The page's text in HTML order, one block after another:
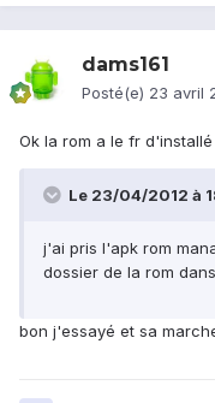
dams161
Posté(e) 23 avril
Ok la rom a le fr
Le 23/04/2012 à
j'ai pris l'apk rom
dossier de la rom
bon j'essayé et sa